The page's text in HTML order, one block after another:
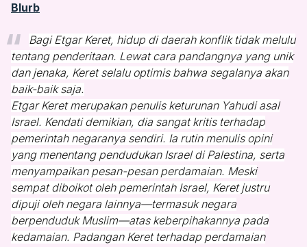
Blurb
Bagi Etgar Keret, hidup di daerah konflik tidak melulu
tentang penderitaan. Lewat cara pandangnya yang unik
dan jenaka, Keret selalu optimis bahwa segalanya akan
baik-baik saja.
Etgar Keret merupakan penulis keturunan Yahudi asal
Israel. Kendati demikian, dia sangat kritis terhadap
pemerintah negaranya sendiri. Ia rutin menulis opini
yang menentang pendudukan Israel di Palestina, serta
menyampaikan pesan-pesan perdamaian. Meski
sempat diboikot oleh pemerintah Israel, Keret justru
dipuji oleh negara lainnya—termasuk negara
berpenduduk Muslim—atas keberpihakannya pada
kedamaian. Padangan Keret terhadap perdamaian